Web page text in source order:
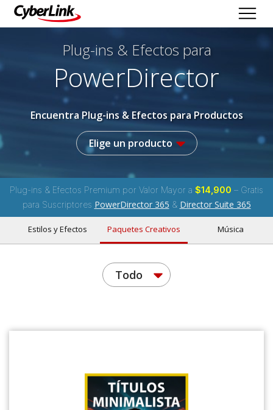
Plug-ins & Efectos para
PowerDirector
Encuentra Plug-ins & Efectos para Productos
Elige un producto
Plug-ins & Efectos Premium por Valor Mayor a $14,900 – Gratis
para Suscriptores PowerDirector 365 & Director Suite 365
Estilos y Efectos Paquetes Creativos Música
Todo